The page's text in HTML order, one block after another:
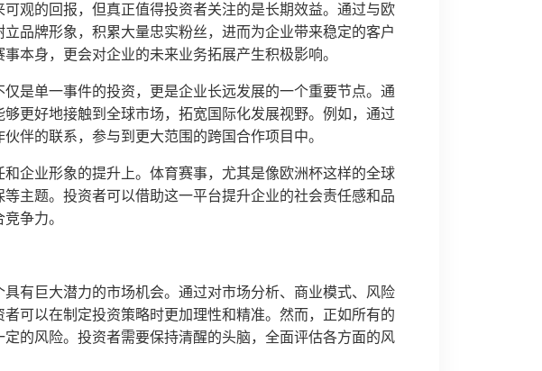
观的回报，但真正值得投资者关注的是长期效益。通过与欧
品牌形象，积累大量忠实粉丝，进而为企业带来稳定的客户
本身，更会对企业的未来业务拓展产生积极影响。
是单一事件的投资，更是企业长远发展的一个重要节点。通
更好地接触到全球市场，拓宽国际化发展视野。例如，通过
伴的联系，参与到更大范围的跨国合作项目中。
企业形象的提升上。体育赛事，尤其是像欧洲杯这样的全球
主题。投资者可以借助这一平台提升企业的社会责任感和品
争力。
有巨大潜力的市场机会。通过对市场分析、商业模式、风险
可以在制定投资策略时更加理性和精准。然而，正如所有的
的风险。投资者需要保持清醒的头脑，全面评估各方面的风